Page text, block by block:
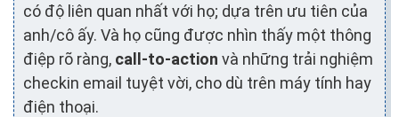
có độ liên quan nhất với họ; dựa trên ưu tiên của
anh/cô ấy. Và họ cũng được nhìn thấy một thông
điệp rõ ràng, call-to-action và những trải nghiệm
checkin email tuyệt vời, cho dù trên máy tính hay
điện thoại.